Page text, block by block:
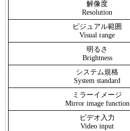
解像度
Resolution
ビジュアル範囲
Visual range
明るさ
Brightness
システム規格
System standard
ミラーイメージ
Mirror image function
ビデオ入力
Video input